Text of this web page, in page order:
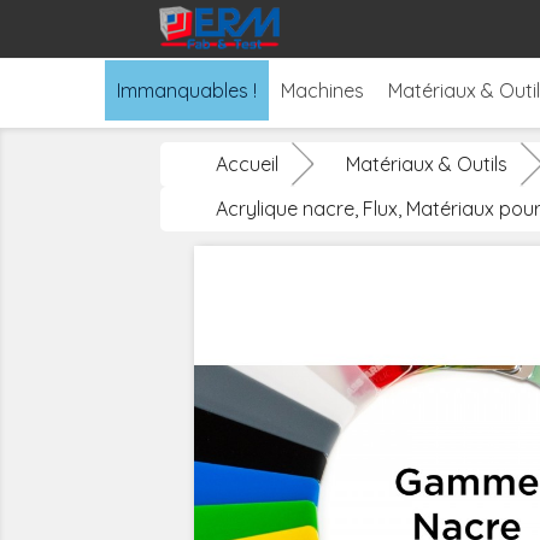
Immanquables ! Machines Matériaux &
Accueil
Matériaux & Outils
Acrylique nacre, Flux, Matériaux